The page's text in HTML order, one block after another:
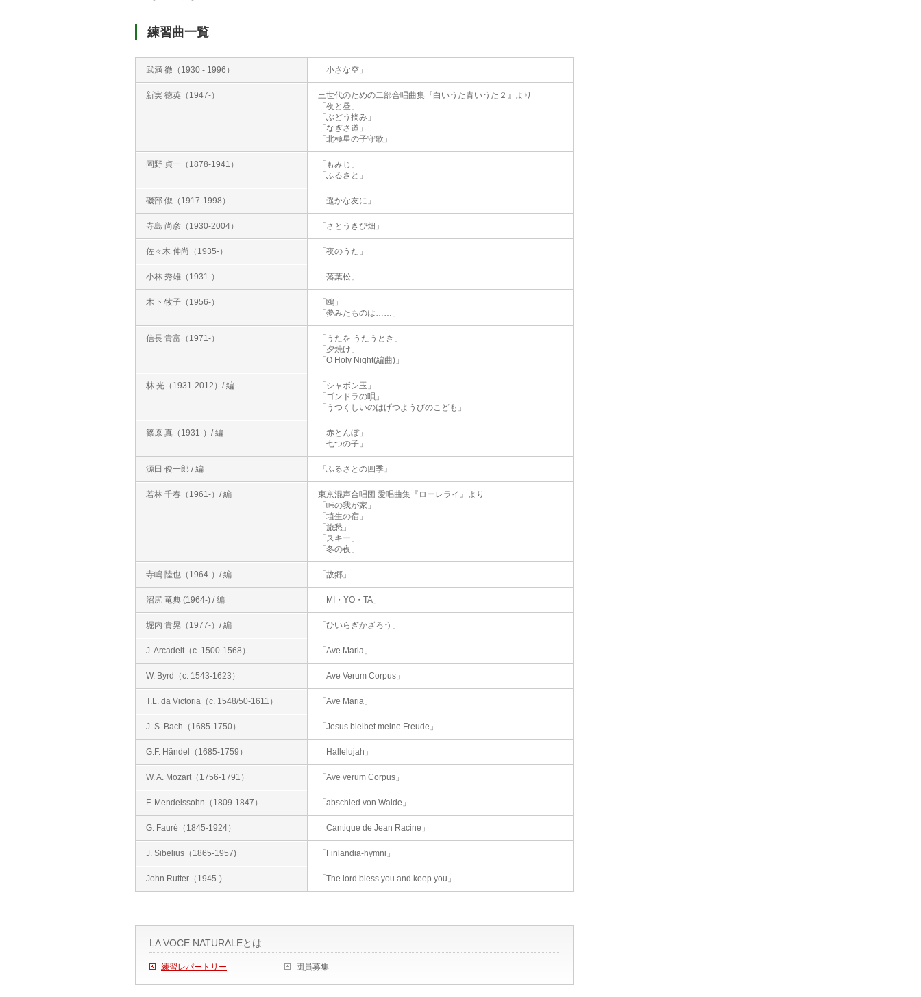
練習曲一覧
武満 徹（1930 ‐ 1996） 「小さな空」
新実 徳英（1947‐）
三世代のための二部合唱曲集『白いうた青いうた２』より
「夜と昼」
「ぶどう摘み」
「なぎさ道」
「北極星の子守歌」
岡野 貞一（1878‐1941）
「もみじ」
「ふるさと」
磯部 俶（1917‐1998） 「遥かな友に」
寺島 尚彦（1930‐2004） 「さとうきび畑」
佐々木 伸尚（1935‐） 「夜のうた」
小林 秀雄（1931‐） 「落葉松」
木下 牧子（1956‐）
「鴎」
「夢みたものは……」
信長 貴富（1971‐）
「うたを うたうとき」
「夕焼け」
「O Holy Night(編曲)」
林 光（1931‐2012）/ 編
「シャボン玉」
「ゴンドラの唄」
「うつくしいのはげつようびのこども」
篠原 真（1931‐）/ 編
「赤とんぼ」
「七つの子」
源田 俊一郎 / 編 『ふるさとの四季』
若林 千春（1961‐）/ 編
東京混声合唱団 愛唱曲集『ローレライ』より
「峠の我が家」
「埴生の宿」
「旅愁」
「スキー」
「冬の夜」
寺嶋 陸也（1964‐）/ 編 「故郷」
沼尻 竜典 (1964‐) / 編 「MI・YO・TA」
堀内 貴晃（1977‐）/ 編 「ひいらぎかざろう」
J. Arcadelt（c. 1500‐1568） 「Ave Maria」
W. Byrd（c. 1543‐1623） 「Ave Verum Corpus」
T.L. da Victoria（c. 1548/50‐1611） 「Ave Maria」
J. S. Bach（1685‐1750） 「Jesus bleibet meine Freude」
G.F. Händel（1685‐1759） 「Hallelujah」
W. A. Mozart（1756‐1791） 「Ave verum Corpus」
F. Mendelssohn（1809‐1847） 「abschied von Walde」
G. Fauré（1845‐1924） 「Cantique de Jean Racine」
J. Sibelius（1865‐1957) 「Finlandia-hymni」
John Rutter（1945‐) 「The lord bless you and keep you」
LA VOCE NATURALEとは
練習レパートリー 団員募集